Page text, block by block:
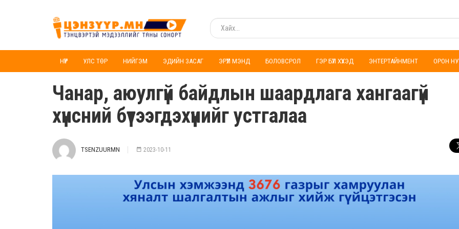
НҮҮР УЛС ТӨР НИЙГЭМ ЭДИЙН ЗАСАГ ЭРҮҮЛ МЭНД БОЛОВСРОЛ ГЭР БҮЛ ХҮҮХЭД ЭНТЕРТАЙНМЕНТ ОРОН
Чанар, аюулгүй байдлын шаардлага хангаагүй
хүнсний бүтээгдэхүүнийг устгалаа
TSENZUURMN 2023-10-11